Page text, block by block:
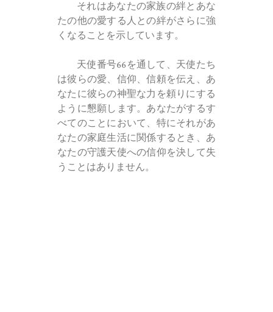
それはあなたの家族の絆とあな
たの他の愛する人との絆がさらに強
くなることを示しています。
天使番号66を通して、天使たち
は彼らの愛、信仰、信頼を伝え、あ
なたに彼らの神聖な力を頼りにする
ように懇願します。あなたがするす
べてのことにおいて、特にそれがあ
なたの家庭生活に関係するとき、あ
なたの守護天使への信仰を決して失
うことはありません。